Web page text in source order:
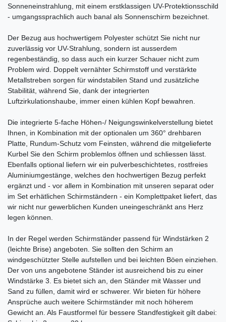
Sonneneinstrahlung, mit einem erstklassigen UV-Protektionsschild
- umgangssprachlich auch banal als Sonnenschirm bezeichnet.
Der Bezug aus hochwertigem Polyester schützt Sie nicht nur
zuverlässig vor UV-Strahlung, sondern ist ausserdem
regenbeständig, so dass auch ein kurzer Schauer nicht zum
Problem wird. Doppelt vernähter Schirmstoff und verstärkte
Metallstreben sorgen für windstabilen Stand und zusätzliche
Stabilität, während Sie, dank der integrierten
Luftzirkulationshaube, immer einen kühlen Kopf bewahren.
Die integrierte 5-fache Höhen-/ Neigungswinkelverstellung bietet
Ihnen, in Kombination mit der optionalen um 360° drehbaren
Platte, Rundum-Schutz vom Feinsten, während die mitgelieferte
Kurbel Sie den Schirm problemlos öffnen und schliessen lässt.
Ebenfalls optional liefern wir ein pulverbeschichtetes, rostfreies
Aluminiumgestänge, welches den hochwertigen Bezug perfekt
ergänzt und - vor allem in Kombination mit unseren separat oder
im Set erhätlichen Schirmständern - ein Komplettpaket liefert, das
wir nicht nur gewerblichen Kunden uneingeschränkt ans Herz
legen können.
In der Regel werden Schirmständer passend für Windstärken 2
(leichte Brise) angeboten. Sie sollten den Schirm an
windgeschützter Stelle aufstellen und bei leichten Böen einziehen.
Der von uns angebotene Ständer ist ausreichend bis zu einer
Windstärke 3. Es bietet sich an, den Ständer mit Wasser und
Sand zu füllen, damit wird er schwerer. Wir bieten für höhere
Ansprüche auch weitere Schirmständer mit noch höherem
Gewicht an. Als Faustformel für bessere Standfestigkeit gilt dabei: